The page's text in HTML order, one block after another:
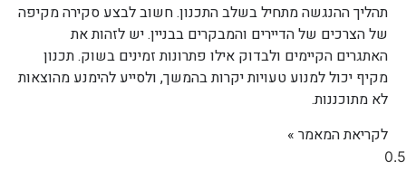
תהליך ההנגשה מתחיל בשלב התכנון. חשוב לבצע סקירה מקיפה
של הצרכים של הדיירים והמבקרים בבניין. יש לזהות את
האתגרים הקיימים ולבדוק אילו פתרונות זמינים בשוק. תכנון
מקיף יכול למנוע טעויות יקרות בהמשך, ולסייע להימנע מהוצאות
לא מתוכננות.
לקריאת המאמר »